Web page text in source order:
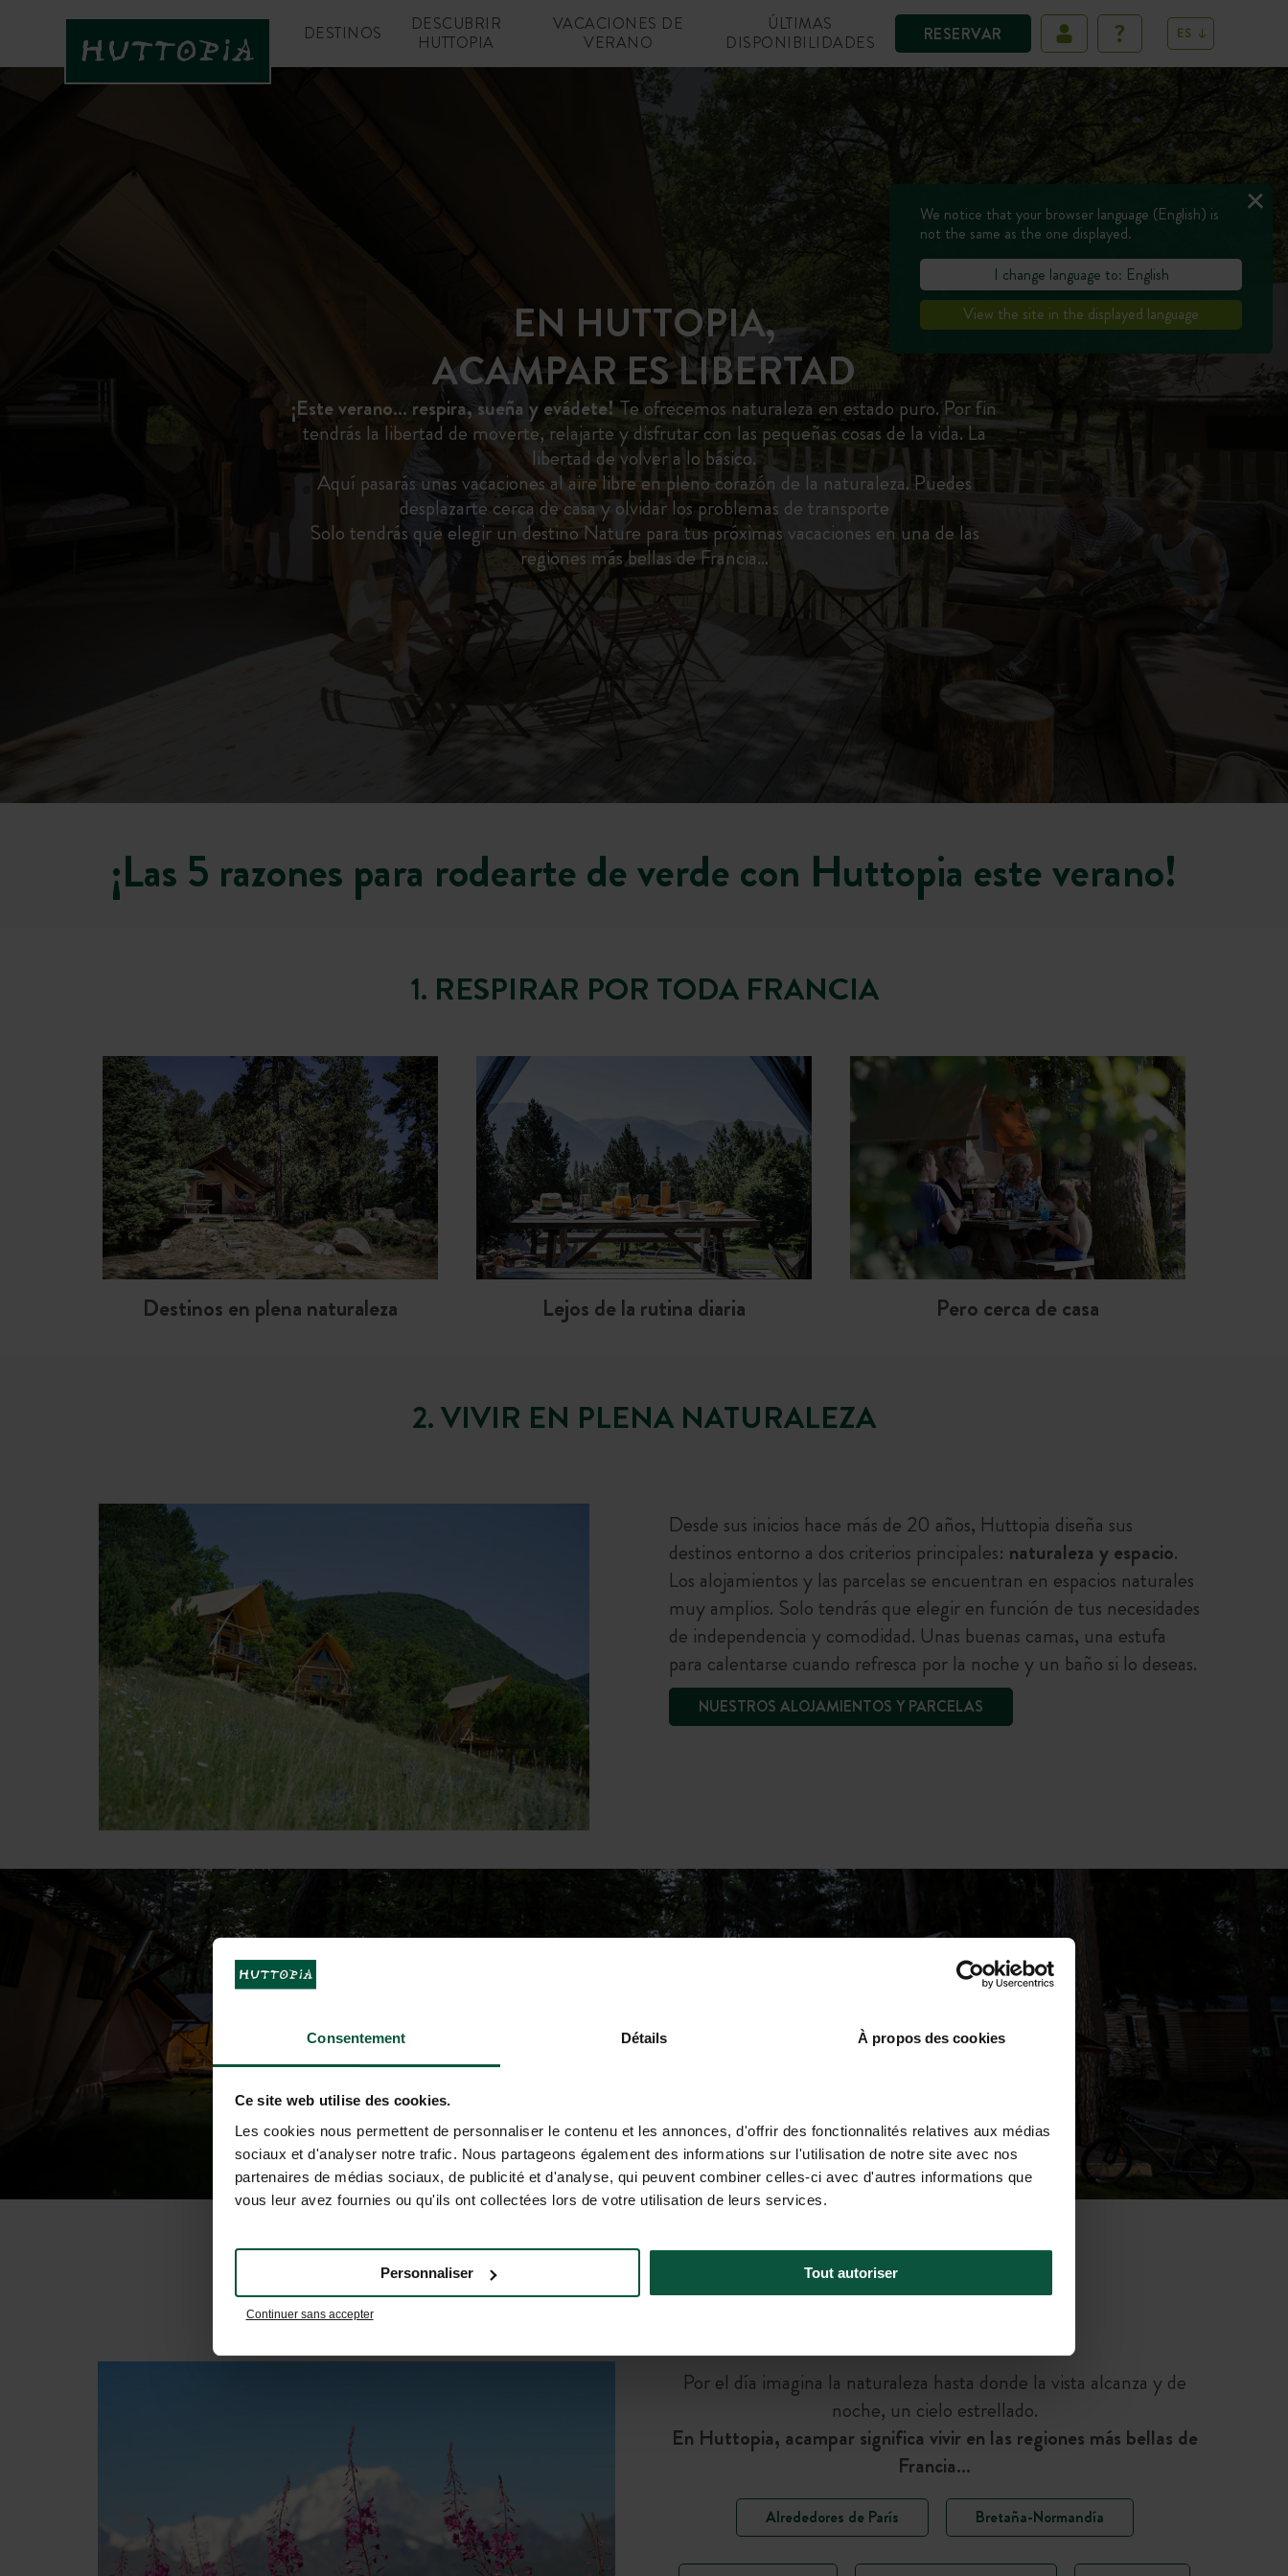
Consentement Détails À propos des cookies
Ce site web utilise des cookies.
Les cookies nous permettent de personnaliser le contenu et les annonces, d'offrir des fonctionnalités relatives aux médias
sociaux et d'analyser notre trafic. Nous partageons également des informations sur l'utilisation de notre site avec nos
partenaires de médias sociaux, de publicité et d'analyse, qui peuvent combiner celles-ci avec d'autres informations que
vous leur avez fournies ou qu'ils ont collectées lors de votre utilisation de leurs services.
Continuer sans accepter
Personnaliser Tout autoriser
RESERVAR
DESTINOS
DESCUBRIR
HUTTOPIA
VACACIONES DE
VERANO
ÚLTIMAS
DISPONIBILIDADES
ES
EN HUTTOPIA,
ACAMPAR ES LIBERTAD
¡Este verano… respira, sueña y evádete!Te ofrecemos naturaleza en estado puro. Por fin
tendrás la libertad de moverte, relajarte y disfrutar con las pequeñas cosas de la vida. La
libertad de volver a lo básico.
Aquí pasarás unas vacaciones al aire libre en pleno corazón de la naturaleza. Puedes
desplazarte cerca de casa y olvidar los problemas de transporte
Solo tendrás que elegir un destino Nature para tus próximas vacaciones en una de las
regiones más bellas de Francia…
¡Las 5 razones para rodearte de verde con Huttopia este verano!
1. RESPIRAR POR TODA FRANCIA
Destinos en plena naturaleza Lejos de la rutina diaria Pero cerca de casa
2. VIVIR EN PLENA NATURALEZA
Desde sus inicios hace más de 20 años, Huttopia diseña sus
destinos entorno a dos criterios principales: naturaleza y espacio.
Los alojamientos y las parcelas se encuentran en espacios naturales
muy amplios. Solo tendrás que elegir en función de tus necesidades
de independencia y comodidad. Unas buenas camas, una estufa
para calentarse cuando refresca por la noche y un baño si lo deseas.
NUESTROS ALOJAMIENTOS Y PARCELAS
Por el día imagina la naturaleza hasta donde la vista alcanza y de
noche, un cielo estrellado.
En Huttopia, acampar significa vivir en las regiones más bellas de
Francia…
Alrededores de París Bretaña-Normandía
We notice that your browser language (English) is
not the same as the one displayed.
I change language to: English
View the site in the displayed language